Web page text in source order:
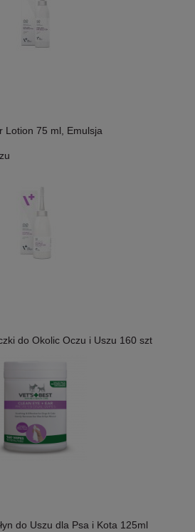
Lotion 75 ml, Emulsja
do Okolic Oczu i Uszu 160 szt
do Uszu dla Psa i Kota 125ml